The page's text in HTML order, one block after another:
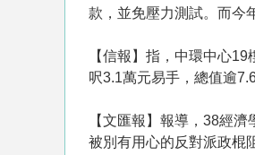
款，並免壓力測試。而今
【信報】指，中環中心
呎3.1萬元易手，總值逾
【文匯報】報導，38經
被別有用心的反對派政棍